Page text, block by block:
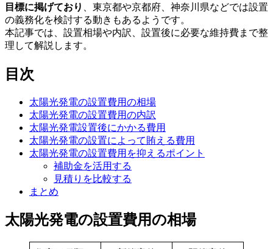
目標に掲げており
、東京都や京都府、神奈川県などでは設置
の義務化を検討する動きもあるようです。
本記事では、設置相場や内訳、設置後に必要な維持費まで整
理して解説します。
目次
太陽光発電の設置費用の相場
太陽光発電の設置費用の内訳
太陽光発電設置後にかかる費用
太陽光発電の設置によって賄える費用
太陽光発電の設置費用を抑えるポイント
補助金を活用する
見積りを比較する
まとめ
太陽光発電の設置費用の相場